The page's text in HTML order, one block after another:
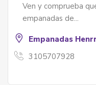
Ven y comprueba
empanadas de...
Empanadas
3105707928